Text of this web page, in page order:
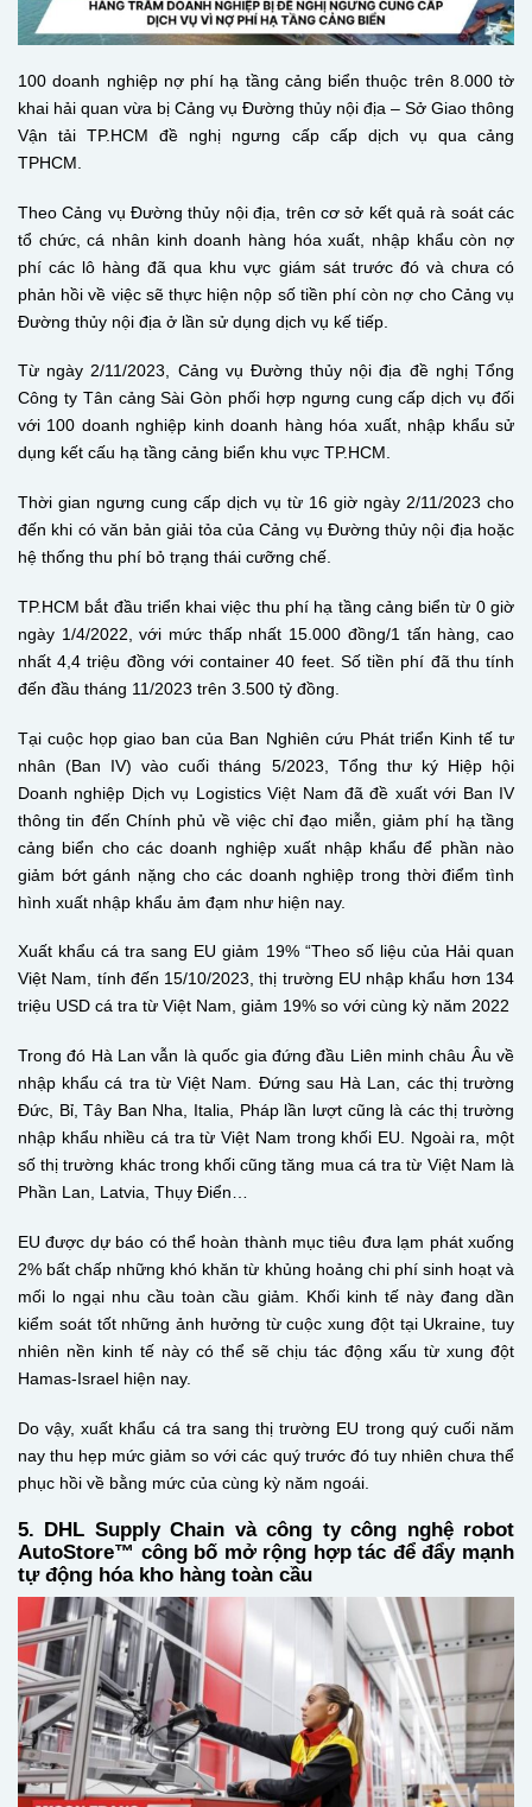
100 doanh nghiệp nợ phí hạ tầng cảng biển thuộc trên 8.000 tờ
khai hải quan vừa bị Cảng vụ Đường thủy nội địa – Sở Giao thông
Vận tải TP.HCM đề nghị ngưng cấp cấp dịch vụ qua cảng
TPHCM.
Theo Cảng vụ Đường thủy nội địa, trên cơ sở kết quả rà soát các
tổ chức, cá nhân kinh doanh hàng hóa xuất, nhập khẩu còn nợ
phí các lô hàng đã qua khu vực giám sát trước đó và chưa có
phản hồi về việc sẽ thực hiện nộp số tiền phí còn nợ cho Cảng vụ
Đường thủy nội địa ở lần sử dụng dịch vụ kế tiếp.
Từ ngày 2/11/2023, Cảng vụ Đường thủy nội địa đề nghị Tổng
Công ty Tân cảng Sài Gòn phối hợp ngưng cung cấp dịch vụ đối
với 100 doanh nghiệp kinh doanh hàng hóa xuất, nhập khẩu sử
dụng kết cấu hạ tầng cảng biển khu vực TP.HCM.
Thời gian ngưng cung cấp dịch vụ từ 16 giờ ngày 2/11/2023 cho
đến khi có văn bản giải tỏa của Cảng vụ Đường thủy nội địa hoặc
hệ thống thu phí bỏ trạng thái cưỡng chế.
TP.HCM bắt đầu triển khai việc thu phí hạ tầng cảng biển từ 0 giờ
ngày 1/4/2022, với mức thấp nhất 15.000 đồng/1 tấn hàng, cao
nhất 4,4 triệu đồng với container 40 feet. Số tiền phí đã thu tính
đến đầu tháng 11/2023 trên 3.500 tỷ đồng.
Tại cuộc họp giao ban của Ban Nghiên cứu Phát triển Kinh tế tư
nhân (Ban IV) vào cuối tháng 5/2023, Tổng thư ký Hiệp hội
Doanh nghiệp Dịch vụ Logistics Việt Nam đã đề xuất với Ban IV
thông tin đến Chính phủ về việc chỉ đạo miễn, giảm phí hạ tầng
cảng biển cho các doanh nghiệp xuất nhập khẩu để phần nào
giảm bớt gánh nặng cho các doanh nghiệp trong thời điểm tình
hình xuất nhập khẩu ảm đạm như hiện nay.
Xuất khẩu cá tra sang EU giảm 19% “Theo số liệu của Hải quan
Việt Nam, tính đến 15/10/2023, thị trường EU nhập khẩu hơn 134
triệu USD cá tra từ Việt Nam, giảm 19% so với cùng kỳ năm 2022
Trong đó Hà Lan vẫn là quốc gia đứng đầu Liên minh châu Âu về
nhập khẩu cá tra từ Việt Nam. Đứng sau Hà Lan, các thị trường
Đức, Bỉ, Tây Ban Nha, Italia, Pháp lần lượt cũng là các thị trường
nhập khẩu nhiều cá tra từ Việt Nam trong khối EU. Ngoài ra, một
số thị trường khác trong khối cũng tăng mua cá tra từ Việt Nam là
Phần Lan, Latvia, Thụy Điển…
EU được dự báo có thể hoàn thành mục tiêu đưa lạm phát xuống
2% bất chấp những khó khăn từ khủng hoảng chi phí sinh hoạt và
mối lo ngại nhu cầu toàn cầu giảm. Khối kinh tế này đang dần
kiểm soát tốt những ảnh hưởng từ cuộc xung đột tại Ukraine, tuy
nhiên nền kinh tế này có thể sẽ chịu tác động xấu từ xung đột
Hamas-Israel hiện nay.
Do vậy, xuất khẩu cá tra sang thị trường EU trong quý cuối năm
nay thu hẹp mức giảm so với các quý trước đó tuy nhiên chưa thể
phục hồi về bằng mức của cùng kỳ năm ngoái.
5. DHL Supply Chain và công ty công nghệ robot
AutoStore™ công bố mở rộng hợp tác để đẩy mạnh
tự động hóa kho hàng toàn cầu